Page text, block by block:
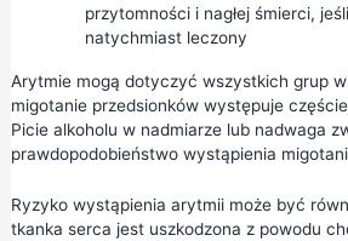
przytomności i nagłej śmierci,
natychmiast leczony
Arytmie mogą dotyczyć wszystkich grup
migotanie przedsionków występuje
Picie alkoholu w nadmiarzelub nadwaga
prawdopodobieństwo wystąpienia
Ryzyko wystąpienia arytmii może być
tkanka serca jest uszkodzona z powodu